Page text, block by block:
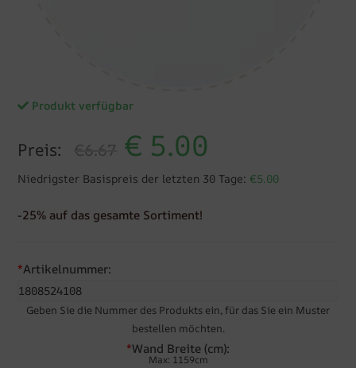
Produkt verfügbar
Preis: €6.67 € 5.00
Niedrigster Basispreis der letzten 30 Tage: €5.00
-25% auf das gesamte Sortiment!
*Artikelnummer:
Geben Sie die Nummer des Produkts ein, für das Sie ein Muster
bestellen möchten.
*Wand Breite (cm):
Max: 1159cm